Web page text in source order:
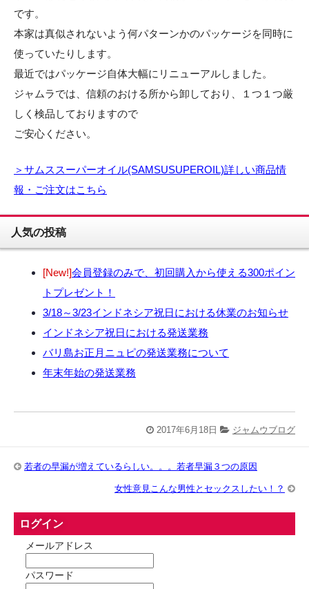
です。
本家は真似されないよう何パターンかのパッケージを同時に
使っていたりします。
最近ではパッケージ自体大幅にリニューアルしました。
ジャムラでは、信頼のおける所から卸しており、１つ１つ厳
しく検品しておりますので
ご安心ください。
＞サムススーパーオイル(SAMSUSUPEROIL)詳しい商品情
報・ご注文はこちら
人気の投稿
[New!]会員登録のみで、初回購入から使える300ポイン
トプレゼント！
3/18～3/23インドネシア祝日における休業のお知らせ
インドネシア祝日における発送業務
バリ島お正月ニュピの発送業務について
年末年始の発送業務
2017年6月18日 ジャムウブログ
若者の早漏が増えているらしい。。。若者早漏３つの原因
女性意見こんな男性とセックスしたい！？
ログイン
メールアドレス
パスワード